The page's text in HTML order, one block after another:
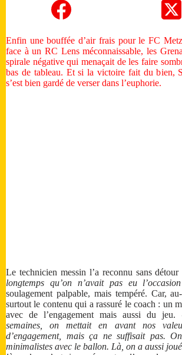
Enfin une bouffée d’air frais pour le FC
face à un RC Lens méconnaissable, les
spirale négative qui menaçait de les faire
bas de tableau. Et si la victoire fait du bien,
s’est bien gardé de verser dans l’euphorie.
Le technicien messin l’a reconnu sans détour
longtemps qu’on n’avait pas eu
soulagement palpable, mais tempéré. Car,
surtout le contenu qui a rassuré le coach : un
avec de l’engagement mais aussi du jeu.
semaines, on mettait en avant nos
d’engagement, mais ça ne suffisait pas.
minimalistes avec le ballon. Là, on a aussi